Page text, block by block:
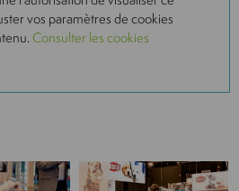
vos paramètres de cookies
Consulter les cookies